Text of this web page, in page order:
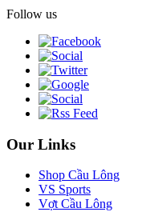
Follow us
Our Links
Shop Cầu Lông
VS Sports
Vợt Cầu Lông